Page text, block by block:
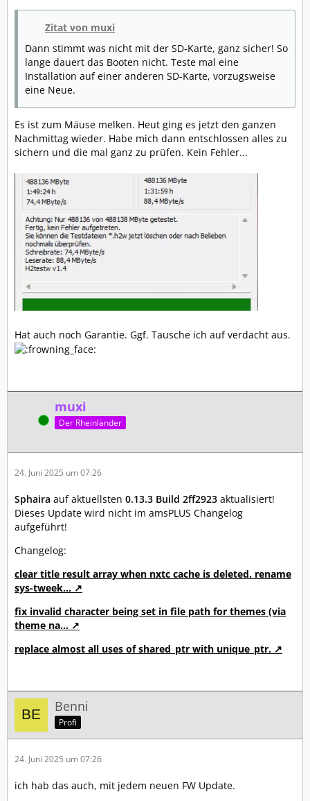
Zitat von muxi
Dann stimmt was nicht mit der SD-Karte, ganz sicher! So
lange dauert das Booten nicht. Teste mal eine
Installation auf einer anderen SD-Karte, vorzugsweise
eine Neue.
Es ist zum Mäuse melken. Heut ging es jetzt den ganzen
Nachmittag wieder. Habe mich dann entschlossen alles zu
sichern und die mal ganz zu prüfen. Kein Fehler...
Hat auch noch Garantie. Ggf. Tausche ich auf verdacht aus.
Online
muxi
Der Rheinländer
24. Juni 2025 um 07:26
Sphaira auf aktuellsten 0.13.3 Build 2ff2923 aktualisiert!
Dieses Update wird nicht im amsPLUS Changelog
aufgeführt!
Changelog:
clear title result array when nxtc cache is deleted. rename
sys-tweek…
fix invalid character being set in file path for themes (via
theme na…
replace almost all uses of shared_ptr with unique_ptr.
Benni
Profi
24. Juni 2025 um 07:26
ich hab das auch, mit jedem neuen FW Update.